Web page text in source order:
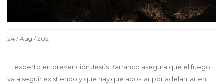
24 / Aug / 2021
El experto en prevención Jesús Barranco asegura que el fuego
va a seguir existiendo y que hay que apostar por adelantar en